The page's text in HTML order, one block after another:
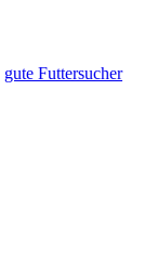
gute Futtersucher